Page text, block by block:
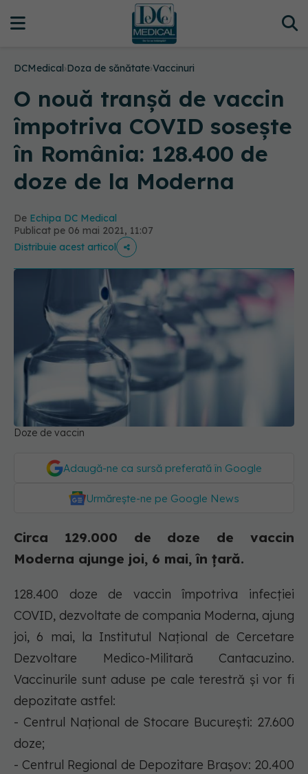
DCMedical›Doza de sănătate›Vaccinuri
O nouă tranșă de vaccin
împotriva COVID sosește
în România: 128.400 de
doze de la Moderna
De Echipa DC Medical
Publicat pe 06 mai 2021, 11:07
Distribuie acest articol
Doze de vaccin
Adaugă-ne ca sursă preferată în Google
Urmărește-ne pe Google News
Circa 129.000 de doze de vaccin
Moderna ajunge joi, 6 mai, în țară.
128.400 doze de vaccin împotriva infecției
COVID, dezvoltate de compania Moderna, ajung
joi, 6 mai, la Institutul Național de Cercetare
Dezvoltare Medico-Militară Cantacuzino.
Vaccinurile sunt aduse pe cale terestră și vor fi
depozitate astfel:
- Centrul Național de Stocare București: 27.600
doze;
- Centrul Regional de Depozitare Brașov: 20.400